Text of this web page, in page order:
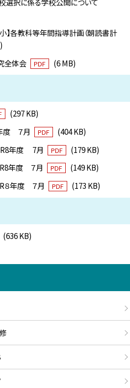
選択に係る学校公開について
】各教科等年間指導計画（朝読書計
全体会
PDF (6 MB)
(297 KB)
度 ７月
PDF
(404 KB)
年度 7月
PDF
(179 KB)
年度 ７月
PDF
(149 KB)
８年度 ７月
PDF (173 KB)
(636 KB)